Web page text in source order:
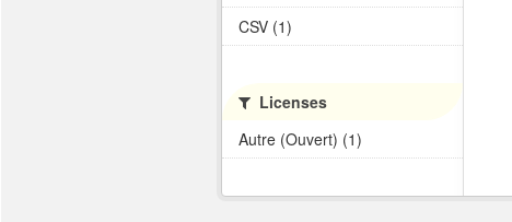
CSV (1)
Licenses
Autre (Ouvert) (1)